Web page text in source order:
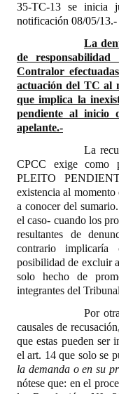
35-TC-13 se inicia
notificación 08/05/13.-
La
de
Contralor
actuación del TC al
que implica la
pendiente al inicio
apelante.-
La
CPCC exige como
PLEITO
existencia al
a conocer del sumario.
el caso- cuando los
resultantes de
contrario
posibilidad de excluir
solo hecho de
integrantes del
Por
causales de
que estas pueden ser
el art. 14 que solo se
la demanda o en su
nótese que: en el